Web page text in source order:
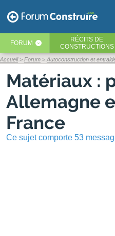
FORUM ‹ RÉCITS DE
CONSTRUCTIONS
Accueil Forum Autoconstruction et
Matériaux :
Allemagne
France
Ce sujet comporte 53